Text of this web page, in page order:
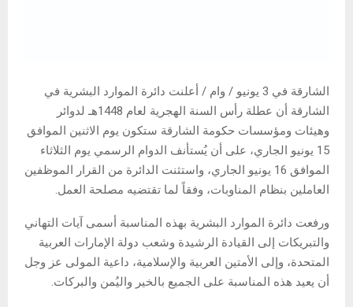
الشارقة في 3 يونيو / وام / أعلنت دائرة الموارد البشرية في
الشارقة أن عطلة رأس السنة الهجرية لعام 1448هـ لدوائر
وهيئات ومؤسسات حكومة الشارقة ستكون يوم الاثنين الموافق
15 يونيو الجاري، على أن يُستأنف الدوام الرسمي يوم الثلاثاء
الموافق 16 يونيو الجاري، واستثنت الدائرة من القرار الموظفين
العاملين بنظام المناوبات، وفقاً لما تقتضيه مصلحة العمل.
ورفعت دائرة الموارد البشرية بهذه المناسبة أسمى آيات التهاني
والتبريكات إلى القيادة الرشيدة وشعب دولة الإمارات العربية
المتحدة، وإلى الأمتين العربية والإسلامية، داعية المولى عز وجل
أن يعيد هذه المناسبة على الجميع بالخير واليُمن والبركات.